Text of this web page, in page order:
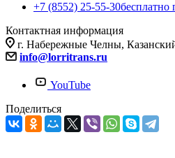
+7 (8552) 25-55-30
Контактная информация
г. Набережные Челны,
info@lorritrans.ru
YouTube
Поделиться